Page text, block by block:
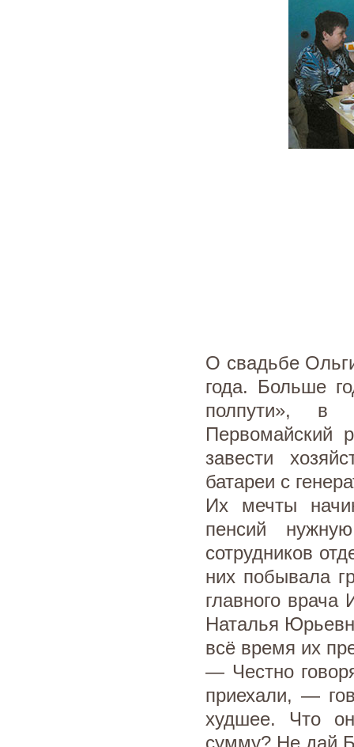
О свадьбе
года. Больше
полпути», в
Первомайский
завести
батареи с
Их мечты
пенсий
сотрудников
них побывала
главного врача
Наталья
всё время их
— Честно
приехали, —
худшее. Что